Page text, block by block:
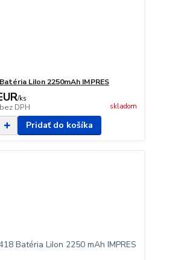
LiIon 2250mAh IMPRES
/ks
bez DPH skladom
Pridať do košíka